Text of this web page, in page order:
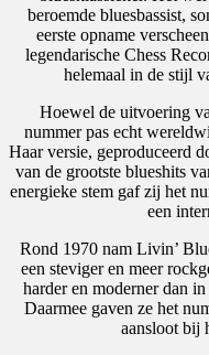
beroemde bluesbassist,
eerste opname
legendarische Chess
helemaal in de stijl
Hoewel de uitvoering
nummer pas echt
Haar versie, geproduceerd
van de grootste blueshits
energieke stem gaf zij het
een
Rond 1970 nam Livin’
een steviger en meer
harder en moderner dan
Daarmee gaven ze het
aansloot bij